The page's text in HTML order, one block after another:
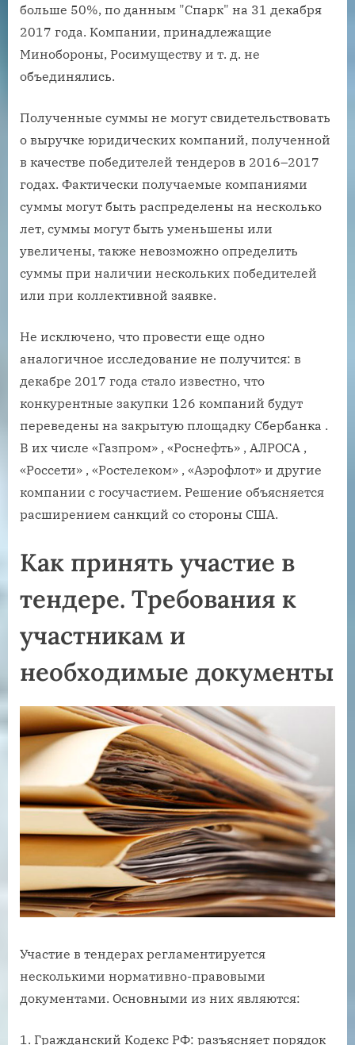
больше 50%, по данным "Спарк" на 31 декабря
2017 года. Компании, принадлежащие
Минобороны, Росимуществу и т. д. не
объединялись.
Полученные суммы не могут свидетельствовать
о выручке юридических компаний, полученной
в качестве победителей тендеров в 2016–2017
годах. Фактически получаемые компаниями
суммы могут быть распределены на несколько
лет, суммы могут быть уменьшены или
увеличены, также невозможно определить
суммы при наличии нескольких победителей
или при коллективной заявке.
Не исключено, что провести еще одно
аналогичное исследование не получится: в
декабре 2017 года стало известно, что
конкурентные закупки 126 компаний будут
переведены на закрытую площадку Сбербанка .
В их числе «Газпром» , «Роснефть» , АЛРОСА ,
«Россети» , «Ростелеком» , «Аэрофлот» и другие
компании с госучастием. Решение объясняется
расширением санкций со стороны США.
Как принять участие в
тендере. Требования к
участникам и
необходимые документы
Участие в тендерах регламентируется
несколькими нормативно-правовыми
документами. Основными из них являются:
Гражданский Кодекс РФ: разъясняет порядок